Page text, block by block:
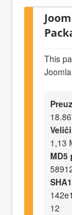
This
1,13
MD5
12